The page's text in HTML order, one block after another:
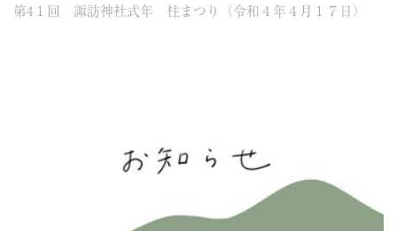
第4１回 諏訪神社式年 柱まつり（令和４年４月１７日）